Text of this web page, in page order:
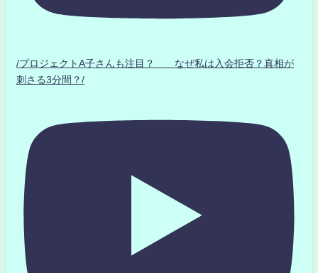
/プロジェクトA子さんも注目？ なぜ私は入会拒否？真相が
刺さる3分間？/